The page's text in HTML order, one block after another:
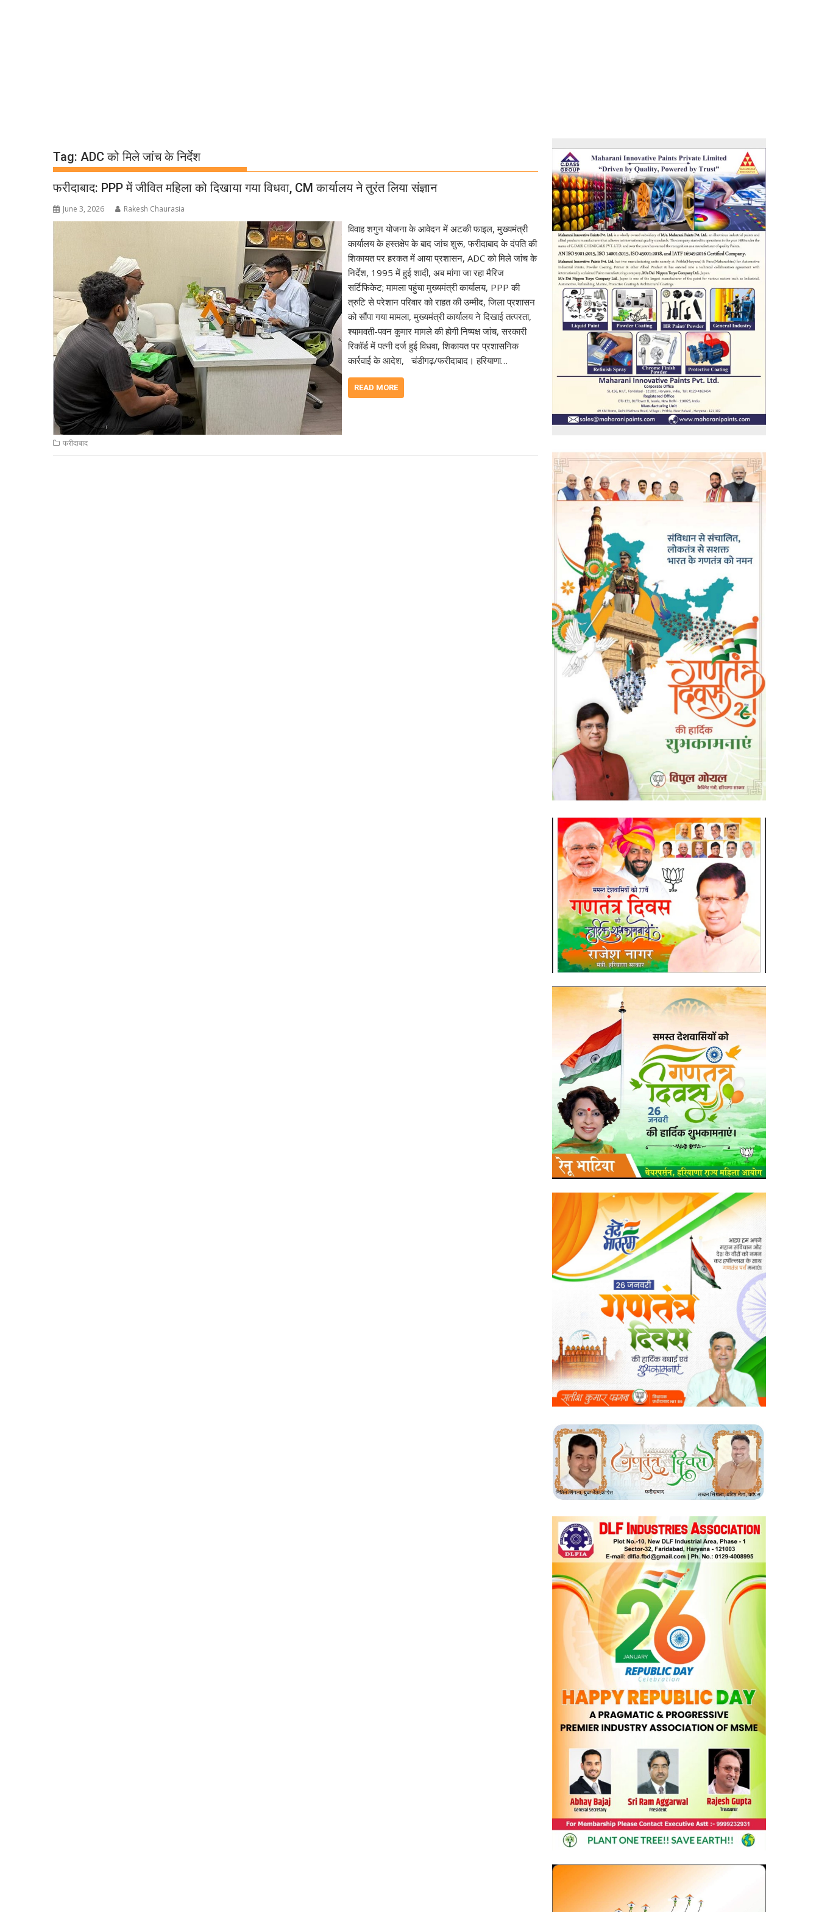
Tag: ADC को मिले जांच के निर्देश
फरीदाबाद: PPP में जीवित महिला को दिखाया गया विधवा, CM कार्यालय ने तुरंत लिया संज्ञान
June 3, 2026 Rakesh Chaurasia
विवाह शगुन योजना के आवेदन में अटकी फाइल, मुख्यमंत्री
कार्यालय के हस्तक्षेप के बाद जांच शुरू, फरीदाबाद के दंपति की
शिकायत पर हरकत में आया प्रशासन, ADC को मिले जांच के
निर्देश, 1995 में हुई शादी, अब मांगा जा रहा मैरिज
सर्टिफिकेट; मामला पहुंचा मुख्यमंत्री कार्यालय, PPP की
त्रुटि से परेशान परिवार को राहत की उम्मीद, जिला प्रशासन
को सौंपा गया मामला, मुख्यमंत्री कार्यालय ने दिखाई तत्परता,
श्यामवती-पवन कुमार मामले की होगी निष्पक्ष जांच, सरकारी
रिकॉर्ड में पत्नी दर्ज हुई विधवा, शिकायत पर प्रशासनिक
कार्रवाई के आदेश, चंडीगढ़/फरीदाबाद। हरियाणा…
READ MORE
फरीदाबाद